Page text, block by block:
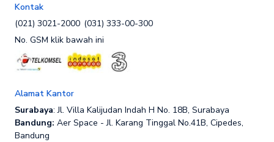
Kontak
(021) 3021-2000 (031) 333-00-300
No. GSM klik bawah ini
Alamat Kantor
Surabaya: Jl. Villa Kalijudan Indah H No. 18B, Surabaya
Bandung: Aer Space - Jl. Karang Tinggal No.41B, Cipedes,
Bandung